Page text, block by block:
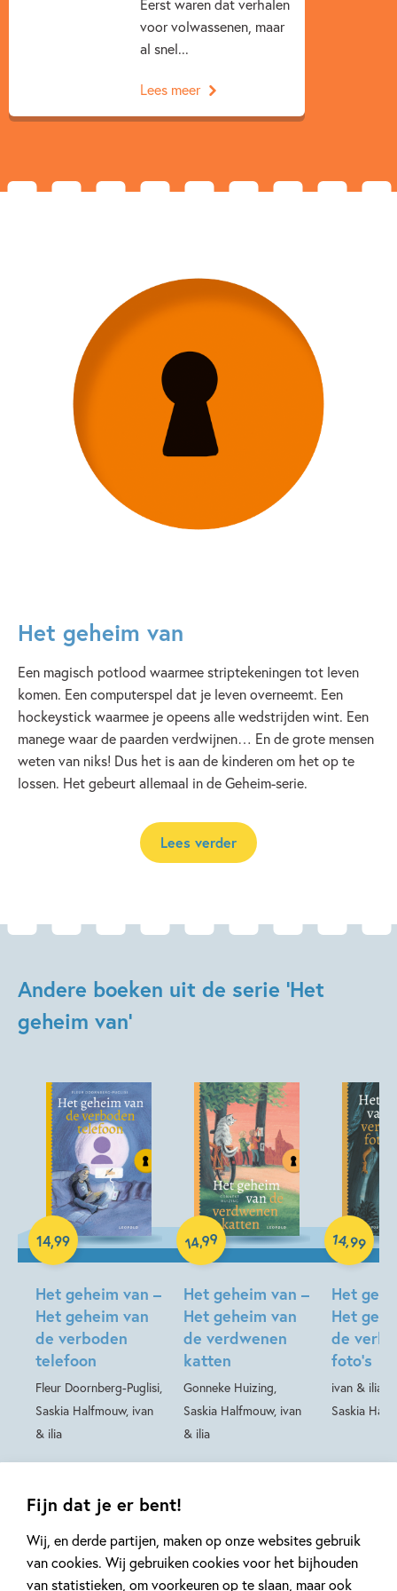
Fijn dat je er bent!
Wij, en derde partijen, maken op onze websites gebruik
van cookies. Wij gebruiken cookies voor het bijhouden
van statistieken, om voorkeuren op te slaan, maar ook
Eerst waren dat verhalen
voor volwassenen, maar
al snel...
Lees meer
Het geheim van
Een magisch potlood waarmee striptekeningen tot leven
komen. Een computerspel dat je leven overneemt. Een
hockeystick waarmee je opeens alle wedstrijden wint. Een
manege waar de paarden verdwijnen… En de grote mensen
weten van niks! Dus het is aan de kinderen om het op te
lossen. Het gebeurt allemaal in de Geheim-serie.
Lees verder
Andere boeken uit de serie 'Het
geheim van'
Het geheim van –
Het geheim van
de verboden
telefoon
Fleur Doornberg-Puglisi,
Saskia Halfmouw, ivan
& ilia
14,99
Hardcover
Het geheim van –
Het geheim van
de verdwenen
katten
Gonneke Huizing,
Saskia Halfmouw, ivan
& ilia
14,99
Hardcover
Het
Het
de
foto’s
ivan & ilia,
Saskia
14,99
Hardcover